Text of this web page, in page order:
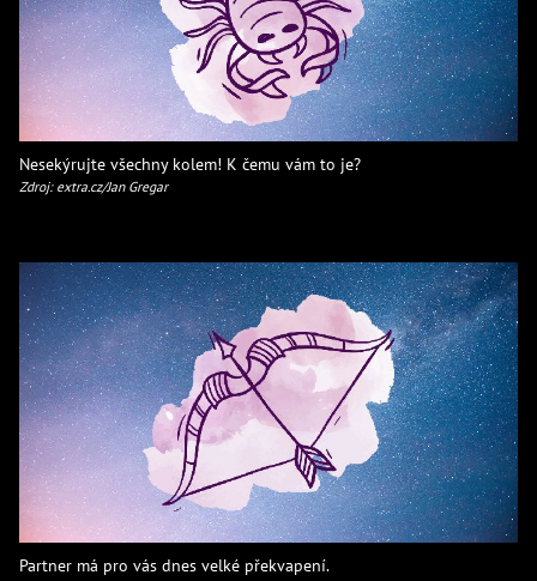
Nesekýrujte všechny kolem! K čemu vám to je?
Zdroj: extra.cz/Jan Gregar
Partner má pro vás dnes velké překvapení.